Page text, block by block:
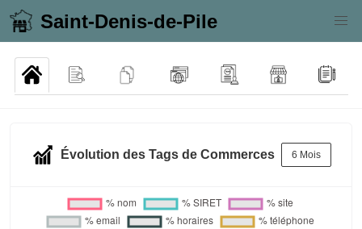
Saint-Denis-de-Pile
Évolution des Tags de Commerces 6 Mois